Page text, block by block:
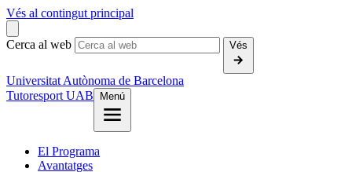
Vés al contingut principal
Cerca al web Vés
Universitat Autònoma de Barcelona
Tutoresport UAB
Menú
El Programa
Avantatges